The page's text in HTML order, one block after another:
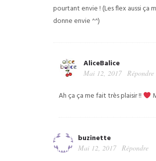
pourtant envie ! (Les flex aussi ça
donne envie ^^)
AliceBalice
Mai 12, 2017 Répondre
Ah ça ça me fait très plaisir !!
buzinette
Mai 12, 2017 Répondre